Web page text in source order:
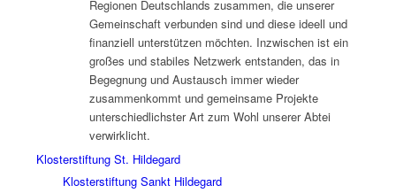
Regionen Deutschlands zusammen, die unserer
Gemeinschaft verbunden sind und diese ideell und
finanziell unterstützen möchten. Inzwischen ist ein
großes und stabiles Netzwerk entstanden, das in
Begegnung und Austausch immer wieder
zusammenkommt und gemeinsame Projekte
unterschiedlichster Art zum Wohl unserer Abtei
verwirklicht.
Klosterstiftung St. Hildegard
Klosterstiftung Sankt Hildegard